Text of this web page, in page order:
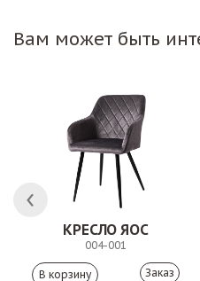
Вам может быть
КРЕСЛО ЯОС
004-001
Заказ